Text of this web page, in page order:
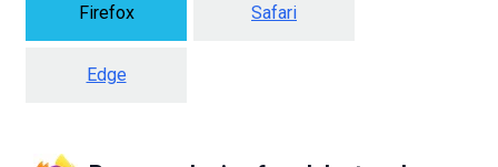
Firefox Safari
Edge